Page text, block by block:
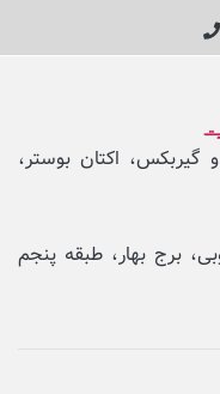
گیربکس، اکتان بوستر،
برج بهار، طبقه پنجم